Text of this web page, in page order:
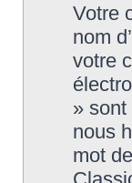
Votre
nom
votre
»
nous
mot